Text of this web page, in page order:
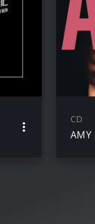
CD